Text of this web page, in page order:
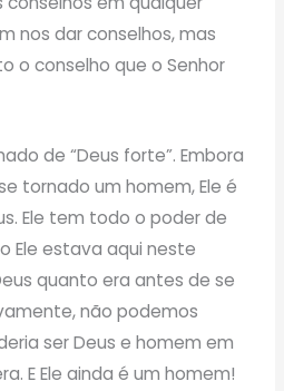
nos dar conselhos, mas
o conselho que o Senhor
de “Deus forte”. Embora
tornado um homem, Ele é
Ele tem todo o poder de
Ele estava aqui neste
quanto era antes de se
não podemos
ser Deus e homem em
E Ele ainda é um homem!